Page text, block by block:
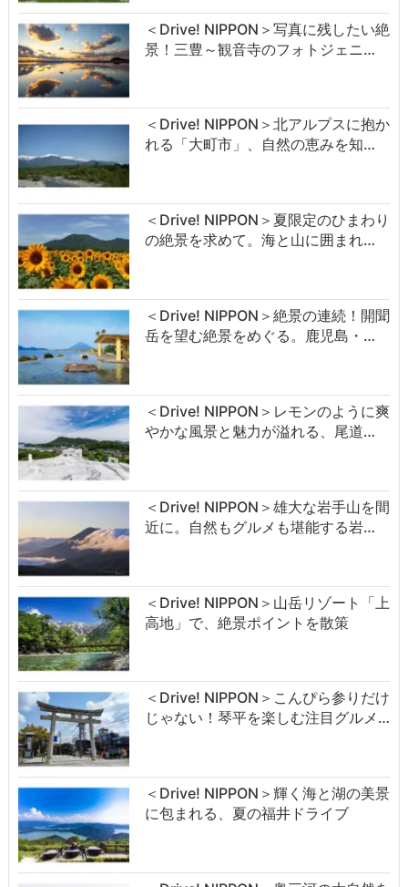
＜Drive! NIPPON＞写真に残したい絶
景！三豊～観音寺のフォトジェニ…
＜Drive! NIPPON＞北アルプスに抱か
れる「大町市」、自然の恵みを知…
＜Drive! NIPPON＞夏限定のひまわり
の絶景を求めて。海と山に囲まれ…
＜Drive! NIPPON＞絶景の連続！開聞
岳を望む絶景をめぐる。鹿児島・…
＜Drive! NIPPON＞レモンのように爽
やかな風景と魅力が溢れる、尾道…
＜Drive! NIPPON＞雄大な岩手山を間
近に。自然もグルメも堪能する岩…
＜Drive! NIPPON＞山岳リゾート「上
高地」で、絶景ポイントを散策
＜Drive! NIPPON＞こんぴら参りだけ
じゃない！琴平を楽しむ注目グルメ…
＜Drive! NIPPON＞輝く海と湖の美景
に包まれる、夏の福井ドライブ